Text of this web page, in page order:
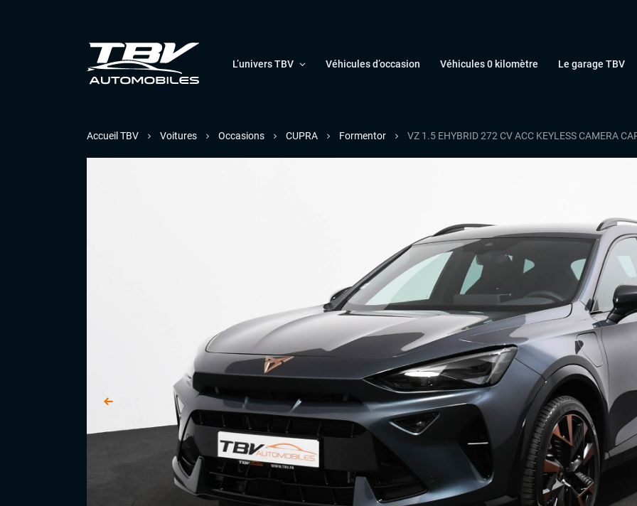
L’univers TBV Véhicules d’occasion Véhicules 0 kilomètre Le garage TBV
Accueil TBV Voitures Occasions CUPRA Formentor VZ 1.5 EHYBRID 272 CV ACC KEYLESS CAMERA